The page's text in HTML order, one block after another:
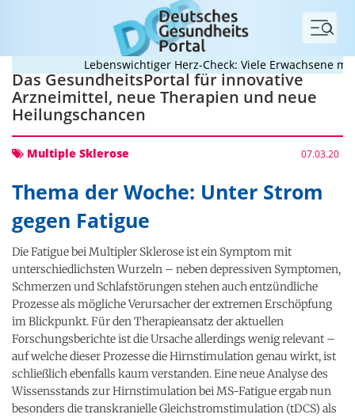
Menü
Lebenswichtiger Herz-Check: Viele Erwachsene mit
Das GesundheitsPortal für innovative
Arzneimittel, neue Therapien und neue
Heilungschancen
07.03.20
Multiple Sklerose
Thema der Woche: Unter Strom
gegen Fatigue
Die Fatigue bei Multipler Sklerose ist ein Symptom mit
unterschiedlichsten Wurzeln – neben depressiven Symptomen,
Schmerzen und Schlafstörungen stehen auch entzündliche
Prozesse als mögliche Verursacher der extremen Erschöpfung
im Blickpunkt. Für den Therapieansatz der aktuellen
Forschungsberichte ist die Ursache allerdings wenig relevant –
auf welche dieser Prozesse die Hirnstimulation genau wirkt, ist
schließlich ebenfalls kaum verstanden. Eine neue Analyse des
Wissensstands zur Hirnstimulation bei MS-Fatigue ergab nun
besonders die transkranielle Gleichstromstimulation (tDCS) als